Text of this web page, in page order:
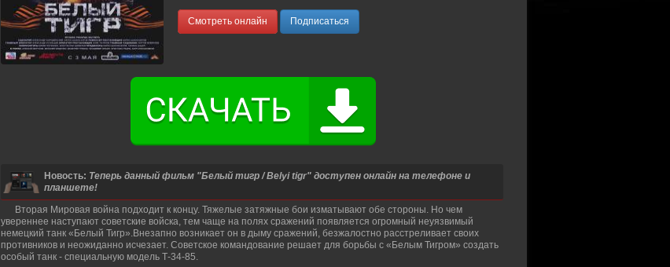
Новость: Теперь данный фильм "Белый тигр / Belyi tigr" доступен онлайн на телефоне и
планшете!
Вторая Мировая война подходит к концу. Тяжелые затяжные бои изматывают обе стороны. Но чем
увереннее наступают советские войска, тем чаще на полях сражений появляется огромный неуязвимый
немецкий танк «Белый Тигр».Внезапно возникает он в дыму сражений, безжалостно расстреливает своих
противников и неожиданно исчезает. Советское командование решает для борьбы с «Белым Тигром» создать
особый танк - специальную модель Т-34-85.
Смотреть онлайн Подписаться